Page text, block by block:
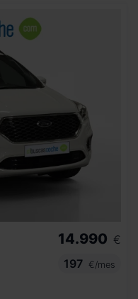
14.990 €
197
€/mes